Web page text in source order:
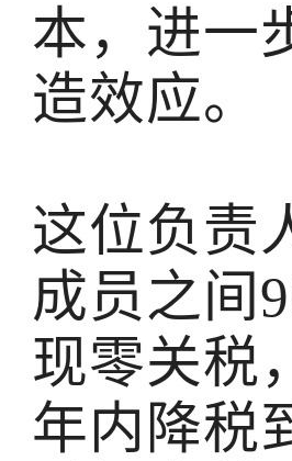
本，进一
造效应。
这位负责
成员之间
现零关税
年内降税